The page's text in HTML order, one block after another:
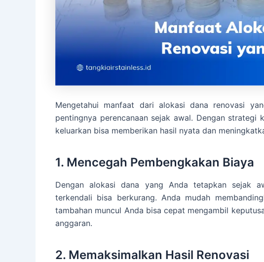
Mengetahui manfaat dari alokasi dana renovasi
pentingnya perencanaan sejak awal. Dengan strategi
keluarkan bisa memberikan hasil nyata dan
1. Mencegah Pembengkakan Biaya
Dengan alokasi dana yang Anda tetapkan sejak
terkendali bisa berkurang. Anda mudah
tambahan muncul Anda bisa cepat mengambil
anggaran.
2. Memaksimalkan Hasil Renovasi